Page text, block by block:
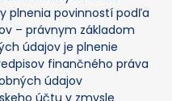
plnenia povinností podľa
– právnym základom
údajov je plnenie
finančného práva
údajov
účtu v zmysle